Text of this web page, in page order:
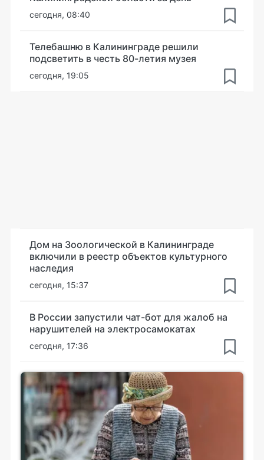
сегодня, 08:40
Телебашню в Калининграде решили
подсветить в честь 80-летия музея
сегодня, 19:05
Дом на Зоологической в Калининграде
включили в реестр объектов культурного
наследия
сегодня, 15:37
В России запустили чат-бот для жалоб на
нарушителей на электросамокатах
сегодня, 17:36